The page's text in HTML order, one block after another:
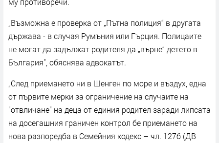
„Възможна е проверка от „Пътна полиция“ в другата
държава - в случая Румъния или Гърция. Полицаите
не могат да задължат родителя да „върне“ детето в
България", обяснява адвокатът.
„След приемането ни в Шенген по море и въздух, една
от първите мерки за ограничение на случаите на
"отвличане" на деца от единия родител заради липсата
на досегашния граничен контрол бе приемането на
нова разпоредба в Семейния кодекс – чл. 127б (ДВ